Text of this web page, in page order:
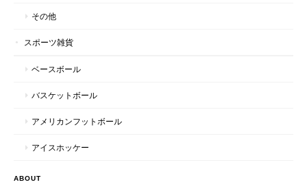
その他
スポーツ雑貨
ベースボール
バスケットボール
アメリカンフットボール
アイスホッケー
ABOUT